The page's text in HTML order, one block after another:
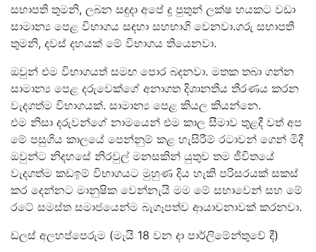
සභාපති තුමනි, ලබන සඳුදා අපේ දූ පුතුන් ලක්ෂ හයකට වඩා
සාමාන්‍ය පෙළ විභාගය සඳහා සහභාගි වෙනවා.ගරු සභාපති
තුමනි, දවස් දහයක් මේ විභාගය තියෙනවා.
ඔවුන් එම විභාගයත් සමඟ පොර බදනවා. මතක තබා ගන්න
සාමාන්‍ය පෙළ දරුවෙක්ගේ අනාගත දිශානතිය තීරණය කරන
වැදගත්ම විභාගයක්. සාමාන්‍ය පෙළ කියල කියන්නෙ.
එම නිසා දරුවන්ගේ නාමයෙන් එම කාල සීමාව තුළදී වත් අප
මේ පසුගිය කාලයේ පෙන්නුම් කළ හැසිරීම් රටාවන් ගෙන් මිදී
ඔවුන්ට නිදහසේ නිරවුල් මනසකින් යුතුව තම ජීවිතයේ
වැදගත්ම කඩඉම් විභාගයට මුහුණ දිය හැකි පරිසරයක් සකස්
කර දෙන්නට මානුෂික වෙන්නැයි මම මේ සභාවෙන් සහ මේ
රටේ සමස්ත සමාජයෙන්ම බැගෑපත්ව ආයාචනාවක් කරනවා.
ඩලස් අලහප්පෙරුම (මැයි 18 වන දා පාර්ලිමේන්තුවේ දී)